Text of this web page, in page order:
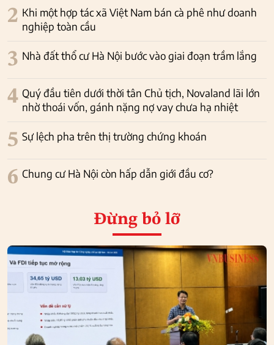
2 Khi một hợp tác xã Việt Nam bán cà phê như doanh
nghiệp toàn cầu
3 Nhà đất thổ cư Hà Nội bước vào giai đoạn trầm lắng
4 Quý đầu tiên dưới thời tân Chủ tịch, Novaland lãi lớn
nhờ thoái vốn, gánh nặng nợ vay chưa hạ nhiệt
5 Sự lệch pha trên thị trường chứng khoán
6 Chung cư Hà Nội còn hấp dẫn giới đầu cơ?
Đừng bỏ lỡ